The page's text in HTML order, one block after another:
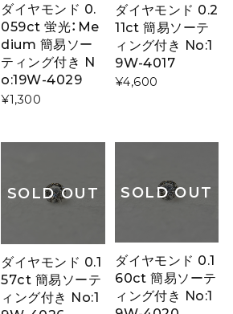
ダイヤモンド 0.
059ct 蛍光：Me
dium 簡易ソー
ティング付き N
o:19W-4029
¥1,300
ダイヤモンド 0.2
11ct 簡易ソーテ
ィング付き No:1
9W-4017
¥4,600
SOLD OUT
ダイヤモンド 0.1
57ct 簡易ソーテ
ィング付き No:1
SOLD OUT
ダイヤモンド 0.1
60ct 簡易ソーテ
ィング付き No:1